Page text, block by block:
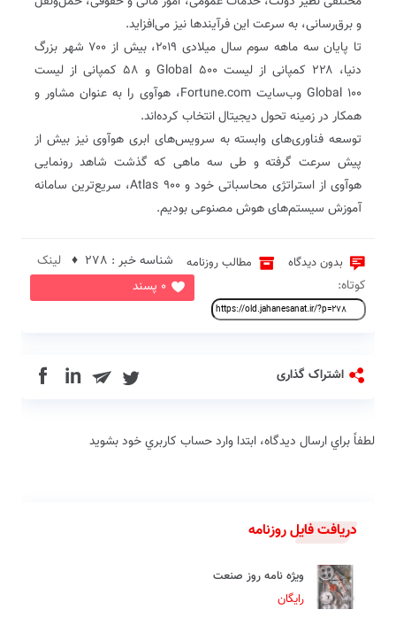
و برق‌رسانی، به سرعت این فرآیندها نیز می‌افزاید.
تا پایان سه ماهه سوم سال میلادی ۲۰۱۹، بیش از ۷۰۰ شهر بزرگ
دنیا، ۲۲۸ کمپانی از لیست Global 500 و ۵۸ کمپانی از لیست
Global 100 وب‌سایت Fortune.com، هوآوی را به عنوان مشاور و
همکار در زمینه تحول دیجیتال انتخاب کرده‌اند.
توسعه فناوری‌های وابسته به سرویس‌های ابری هوآوی نیز بیش از
پیش سرعت گرفته و طی سه‌ ماهی که گذشت شاهد رونمایی
هوآوی از استراتژی محاسباتی خود و Atlas 900، سریع‌ترین سامانه
آموزش سیستم‌های هوش مصنوعی بودیم.
بدون دیدگاه مطالب روزنامه
0 پسند
شناسه خبر : 278 ♦
لینک
کوتاه:
اشتراک گذاری in
لطفاً براي ارسال دیدگاه، ابتدا وارد حساب كاربري خود بشويد
دریافت فایل روزنامه
ویژه نامه روز صنعت
رایگان